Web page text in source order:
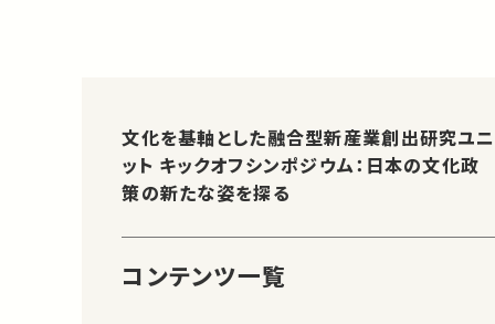
文化を基軸とした融合型新産業創出研究ユニ
ット キックオフシンポジウム：日本の文化政
策の新たな姿を探る
コンテンツ一覧